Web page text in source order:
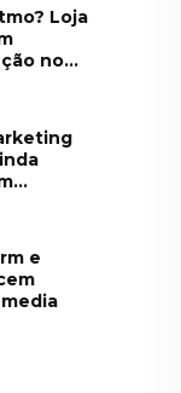
Loja
no...
e